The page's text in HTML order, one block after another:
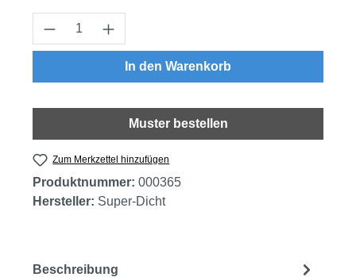
Produkt Anzahl: Gib den gewünschten
In den Warenkorb
Muster bestellen
Zum Merkzettel hinzufügen
Produktnummer: 000365
Hersteller: Super-Dicht
Beschreibung